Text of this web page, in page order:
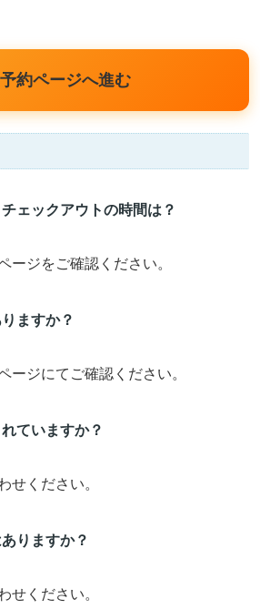
約ページへ進む
ェックアウトの時間は？
ージをご確認ください。
ますか？
ージにてご確認ください。
ていますか？
せください。
りますか？
せください。